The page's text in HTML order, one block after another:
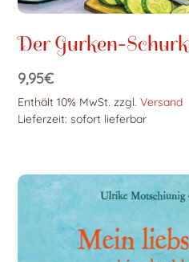
Der Gurken-
9,95€
Enthält 10% MwSt. zzgl.Versand
Lieferzeit: sofort lieferbar